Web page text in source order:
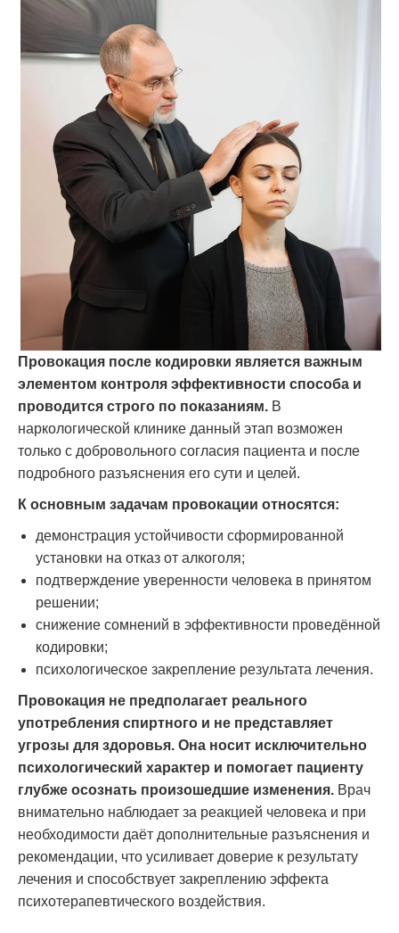
Провокация после кодировки является важным
элементом контроля эффективности способа и
проводится строго по показаниям. В
наркологической клинике данный этап возможен
только с добровольного согласия пациента и после
подробного разъяснения его сути и целей.
К основным задачам провокации относятся:
демонстрация устойчивости сформированной
установки на отказ от алкоголя;
подтверждение уверенности человека в принятом
решении;
снижение сомнений в эффективности проведённой
кодировки;
психологическое закрепление результата лечения.
Провокация не предполагает реального
употребления спиртного и не представляет
угрозы для здоровья. Она носит исключительно
психологический характер и помогает пациенту
глубже осознать произошедшие изменения. Врач
внимательно наблюдает за реакцией человека и при
необходимости даёт дополнительные разъяснения и
рекомендации, что усиливает доверие к результату
лечения и способствует закреплению эффекта
психотерапевтического воздействия.